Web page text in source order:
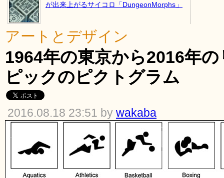
が出来上がるサイコロ「DungeonMorphs」
アートとデザイン
1964年の東京から2016年
ピックのピクトグラム
2016.08.18 23:51 by wakaba